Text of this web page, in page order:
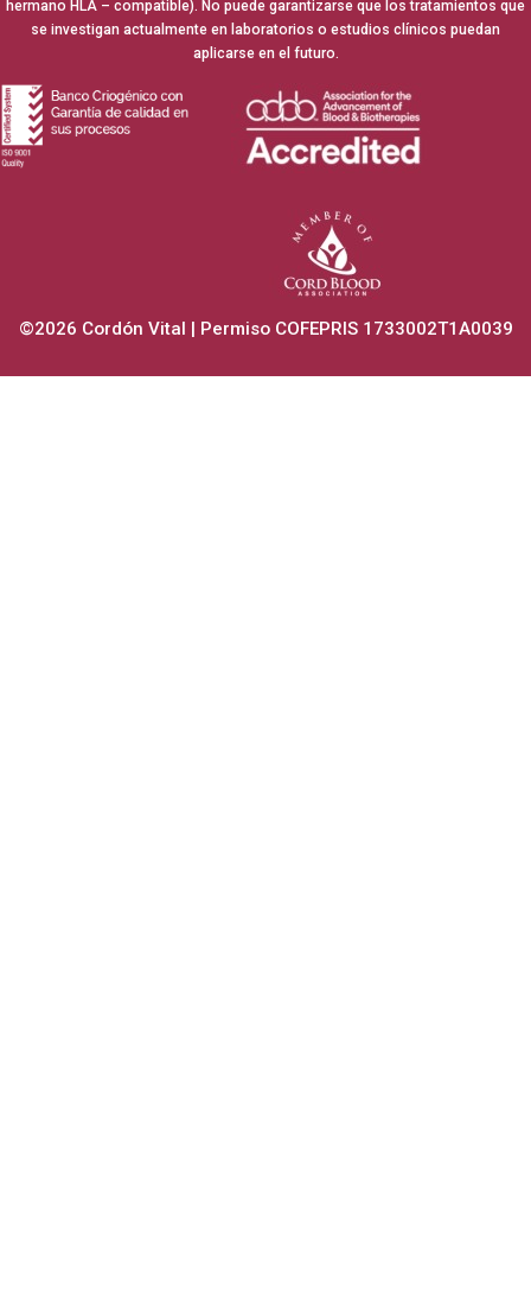
hermano HLA – compatible). No puede garantizarse que los tratamientos que
se investigan actualmente en laboratorios o estudios clínicos puedan
aplicarse en el futuro.
©2026 Cordón Vital | Permiso COFEPRIS 1733002T1A0039